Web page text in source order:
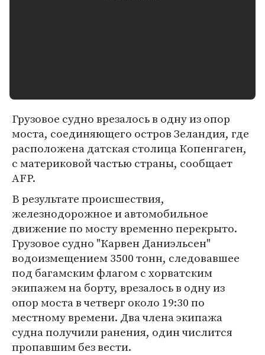
Грузовое судно врезалось в одну из опор
моста, соединяющего остров Зеландия, где
расположена датская столица Копенгаген,
с материковой частью страны, сообщает
AFP.
В результате происшествия,
железнодорожное и автомобильное
движение по мосту временно перекрыто.
Грузовое судно "Карвен Даниэльсен"
водоизмещением 3500 тонн, следовавшее
под багамским флагом с хорватским
экипажем на борту, врезалось в одну из
опор моста в четверг около 19:30 по
местному времени. Два члена экипажа
судна получили ранения, один числится
пропавшим без вести.